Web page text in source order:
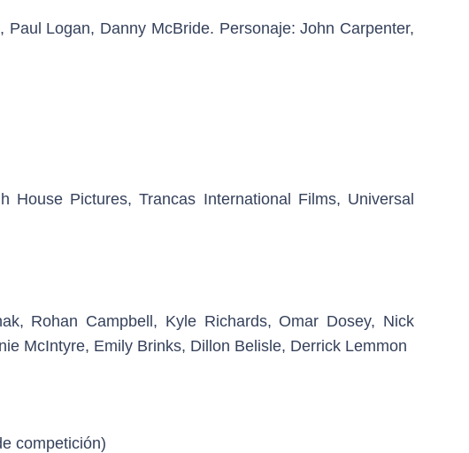
Logan, Danny McBride. Personaje: John Carpenter,
House Pictures, Trancas International Films, Universal
Rohan Campbell, Kyle Richards, Omar Dosey, Nick
McIntyre, Emily Brinks, Dillon Belisle, Derrick Lemmon
competición)